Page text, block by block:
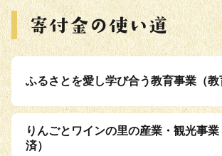
ふるさとを愛し学び合う教育事業（教
りんごとワインの里の産業・観光事
済）